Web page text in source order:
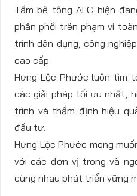
Tấm bê tông ALC hiện
phân phối trên phạm vi
trình dân dụng, công
cao cấp.
Hưng Lộc Phước luôn tìm
các giải pháp tối ưu nhất,
trình và thẩm định hiệu
đầu tư.
Hưng Lộc Phước mong
với các đơn vị trong và
cùng nhau phát triển vững